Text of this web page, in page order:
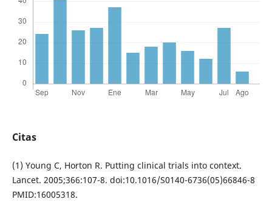
Citas
(1) Young C, Horton R. Putting clinical trials into context.
Lancet. 2005;366:107-8. doi:10.1016/S0140-6736(05)66846-8
PMID:16005318.